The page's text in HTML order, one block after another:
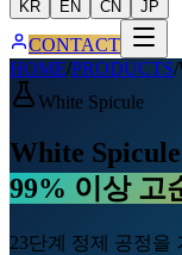
KR EN CN JP
CONTACT
HOME/PRODUCTS/
White Spicule
White Spicule
99% 이상 고
23단계 정제 공정을